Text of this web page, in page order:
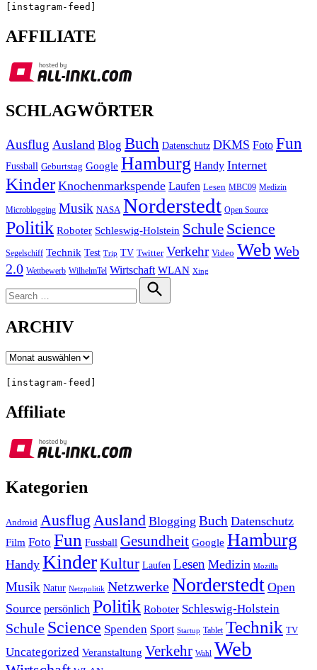
[instagram-feed]
AFFILIATE
SCHLAGWÖRTER
Ausflug Ausland Blog Buch Datenschutz DKMS Foto Fun
Fussball Geburtstag Google Hamburg Handy Internet
Kinder Knochenmarkspende Laufen Lesen MBC09 Medizin
Microblogging Musik NASA Norderstedt Open Source
Politik Roboter Schleswig-Holstein Schule Science
Segelschiff Technik Test Trip TV Twitter Verkehr Video Web Web
2.0 Wettbewerb WilhelmTel Wirtschaft WLAN Xing
for:
Search
ARCHIV
Archiv
[instagram-feed]
Affiliate
Kategorien
Android Ausflug Ausland Blogging Buch Datenschutz
Film Foto Fun Fussball Gesundheit Google Hamburg
Handy KinderKultur Laufen Lesen Medizin Mozilla
Musik Natur Netzpolitik NetzwerkeNorderstedt Open
Source persönlich Politik Roboter Schleswig-Holstein
Schule Science Spenden Sport Startup Tablet Technik TV
Uncategorized Veranstaltung Verkehr Wahl Web